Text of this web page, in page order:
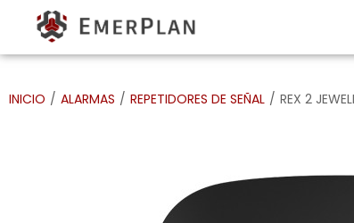
INICIO / ALARMAS / REPETIDORES DE SEÑAL / REX 2